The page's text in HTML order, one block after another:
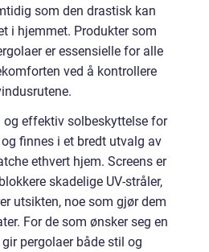
som den drastisk kan
i hjemmet. Produkter som
er essensielle for alle
ved å kontrollere
og effektiv solbeskyttelse for
finnes i et bredt utvalg av
ethvert hjem. Screens er
skadelige UV-stråler,
utsikten, noe som gjør dem
For de som ønsker seg en
pergolaer både stil og